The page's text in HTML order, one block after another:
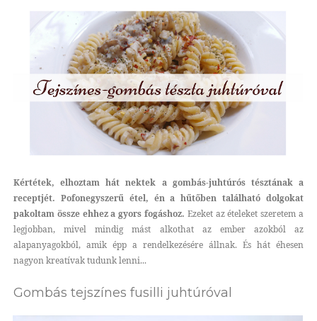
Kértétek, elhoztam hát nektek a gombás-juhtúrós tésztának a
receptjét. Pofonegyszerű étel, én a hűtőben található dolgokat
pakoltam össze ehhez a gyors fogáshoz. Ezeket az ételeket szeretem a
legjobban, mivel mindig mást alkothat az ember azokból az
alapanyagokból, amik épp a rendelkezésére állnak. És hát éhesen
nagyon kreatívak tudunk lenni...
Gombás tejszínes fusilli juhtúróval